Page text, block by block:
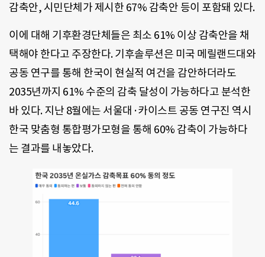
감축안, 시민단체가 제시한 67% 감축안 등이 포함돼 있다.
이에 대해 기후환경단체들은 최소 61% 이상 감축안을 채
택해야 한다고 주장한다. 기후솔루션은 미국 메릴랜드대와
공동 연구를 통해 한국이 현실적 여건을 감안하더라도
2035년까지 61% 수준의 감축 달성이 가능하다고 분석한
바 있다. 지난 8월에는 서울대·카이스트 공동 연구진 역시
한국 맞춤형 통합평가모형을 통해 60% 감축이 가능하다
는 결과를 내놓았다.